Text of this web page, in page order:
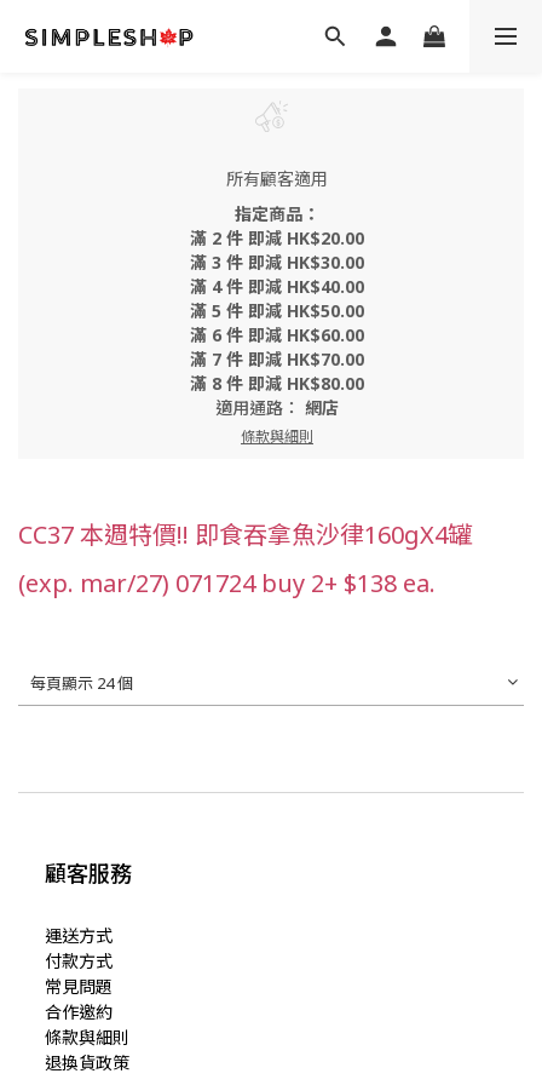
所有顧客適用
指定商品：
滿 2 件 即減 HK$20.00
滿 3 件 即減 HK$30.00
滿 4 件 即減 HK$40.00
滿 5 件 即減 HK$50.00
滿 6 件 即減 HK$60.00
滿 7 件 即減 HK$70.00
滿 8 件 即減 HK$80.00
適用通路： 網店
條款與細則
CC37 本週特價!! 即食吞拿魚沙律160gX4罐
(exp. mar/27) 071724 buy 2+ $138 ea.
每頁顯示 24 個
顧客服務
運送方式
付款方式
常見問題
合作邀約
條款與細則
退換貨政策